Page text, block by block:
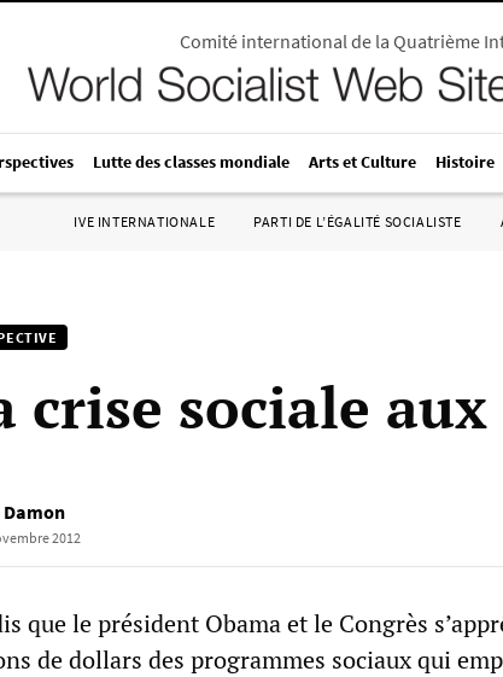
Comité international de la Quatrième
Lutte des classes mondiale Arts et Culture Histoire
IVE INTERNATIONALE PARTI DE L’ÉGALITÉ SOCIALISTE
crise sociale
Damon
2012
que le président Obama et le Congrès
de dollars des programmes sociaux qui